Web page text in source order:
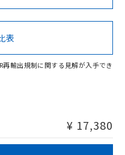
Cd Cr(VI)
性があります。
格認証/適合状況ページへ
ージからご検索ください
表
輸出規制に関する見解が入手でき
¥ 17,380